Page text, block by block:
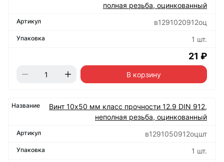
полная резьба, оцинкованный
в1291020912оц
1 шт.
21 ₽
В корзину
Винт 10х50 мм класс прочности 12.9 DIN 912,
неполная резьба, оцинкованный
в1291050912оцшт
1 шт.